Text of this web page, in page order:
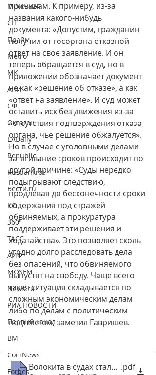
Москва24
СП
Прайм
Metro
МК
АПИ
СФ
Октагон
EADaily
Republic
Rusbankrot
Вести.ru
КО
360°
ТАСС
АИФ
MOSFM
News.ru
РИА НОВОСТИ
Первый канал
ВМ
ComNews
Forbes
причинам. К примеру, из-за
названия какого-нибудь
документа: «Допустим, гражданин
получил от госоргана отказной
ответ на свое заявление. И он
теперь обращается в суд, но в
приложении обозначает документ
не как «решение об отказе», а как
«ответ на заявление». И суд может
оставить иск без движения из-за
«отсутствия подтверждения отказа
органа, чье решение обжалуется».
Но в случае с уголовными делами
затягивание сроков происходит по
другой причине: «Суды нередко
подыгрывают следствию,
продлевая до бесконечности сроки
содержания под стражей
обвиняемых, а прокуратура
поддерживает эти решения и
ходатайства». Это позволяет сколь
угодно долго расследовать дела
без опасений, что обвиняемого
выпустят на свободу. Чаще всего
такая ситуация складывается по
сложным экономическим делам
либо по делам с политическим
подтекстом, заметил Гавришев.
Волокита в судах стала частью
.pdf